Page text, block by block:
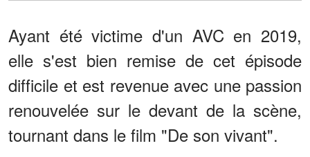
Ayant été victime d'un AVC en 2019,
elle s'est bien remise de cet épisode
difficile et est revenue avec une passion
renouvelée sur le devant de la scène,
tournant dans le film "De son vivant".